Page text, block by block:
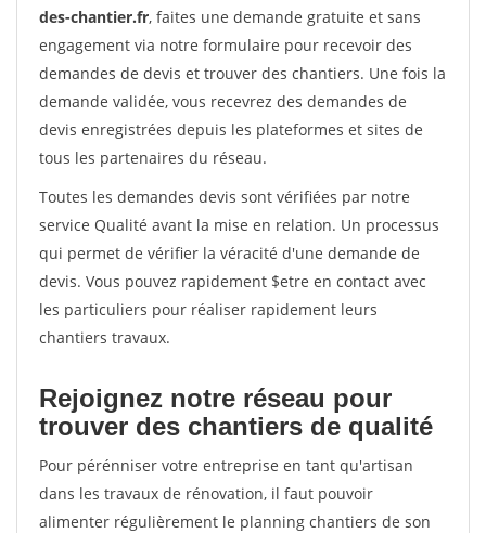
des-chantier.fr, faites une demande gratuite et sans
engagement via notre formulaire pour recevoir des
demandes de devis et trouver des chantiers. Une fois la
demande validée, vous recevrez des demandes de
devis enregistrées depuis les plateformes et sites de
tous les partenaires du réseau.
Toutes les demandes devis sont vérifiées par notre
service Qualité avant la mise en relation. Un processus
qui permet de vérifier la véracité d'une demande de
devis. Vous pouvez rapidement $etre en contact avec
les particuliers pour réaliser rapidement leurs
chantiers travaux.
Rejoignez notre réseau pour
trouver des chantiers de qualité
Pour pérénniser votre entreprise en tant qu'artisan
dans les travaux de rénovation, il faut pouvoir
alimenter régulièrement le planning chantiers de son